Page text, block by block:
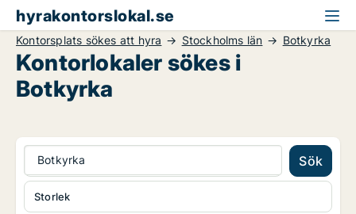
hyrakontorslokal.se
Kontorsplats sökes att hyra Stockholms län Botkyrka
Kontorlokaler sökes i
Botkyrka
Botkyrka Sök
Storlek